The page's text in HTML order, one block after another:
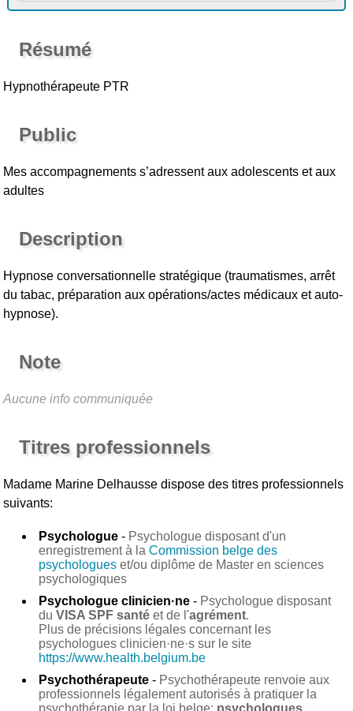
Résumé
Hypnothérapeute PTR
Public
Mes accompagnements s’adressent aux adolescents et aux
adultes
Description
Hypnose conversationnelle stratégique (traumatismes, arrêt
du tabac, préparation aux opérations/actes médicaux et auto-
hypnose).
Note
Aucune info communiquée
Titres professionnels
Madame Marine Delhausse dispose des titres professionnels
suivants:
Psychologue - Psychologue disposant d'un
enregistrement à laCommission belge des
psychologues et/ou diplôme de Master en sciences
psychologiques
Psychologue clinicien·ne - Psychologue disposant
duVISA SPF santé et de l'agrément.
Plus de précisions légales concernant les
psychologues clinicien·ne·s sur le site
https://www.health.belgium.be
Psychothérapeute - Psychothérapeute renvoie aux
professionnels légalement autorisés à pratiquer la
psychothérapie par la loi belge: psychologues